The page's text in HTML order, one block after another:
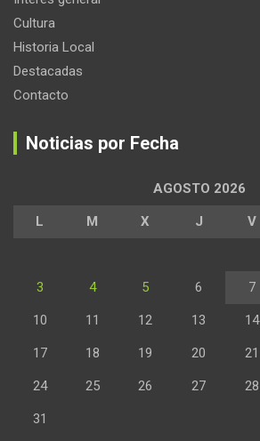
Cultura
Historia Local
Destacadas
Contacto
Noticias por Fecha
AGOSTO 2026
L M X J V
3 4 5 6 7
10 11 12 13 14
17 18 19 20 21
24 25 26 27 28
31